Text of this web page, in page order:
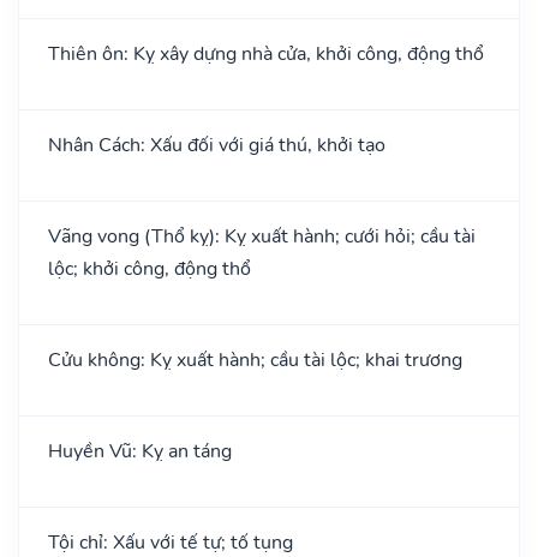
Thiên ôn: Kỵ xây dựng nhà cửa, khởi công, động thổ
Nhân Cách: Xấu đối với giá thú, khởi tạo
Vãng vong (Thổ kỵ): Kỵ xuất hành; cưới hỏi; cầu tài
lộc; khởi công, động thổ
Cửu không: Kỵ xuất hành; cầu tài lộc; khai trương
Huyền Vũ: Kỵ an táng
Tội chỉ: Xấu với tế tự; tố tụng